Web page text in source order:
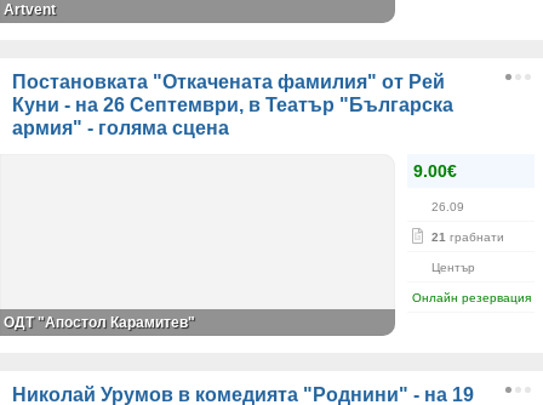
Artvent
Постановката "Откачената фамилия" от Рей
Куни - на 26 Септември, в Театър "Българска
армия" - голяма сцена
9.00€
26.09
21 грабнати
Център
Онлайн резервация
ОДТ "Апостол Карамитев"
Николай Урумов в комедията "Роднини" - на 19